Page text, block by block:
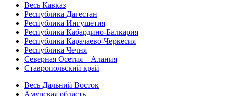
Весь Кавказ
Республика Дагестан
Республика Ингушетия
Республика Кабардино-Балкария
Республика Карачаево-Черкесия
Республика Чечня
Северная Осетия – Алания
Ставропольский край
Весь Дальний Восток
Амурская область